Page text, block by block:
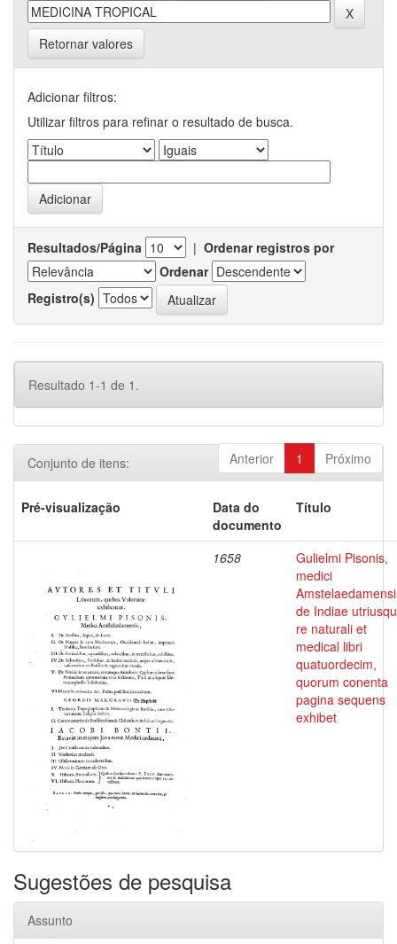
Retornar valores
Adicionar filtros:
Utilizar filtros para refinar o resultado de busca.
Resultados/Página | Ordenar registros por
Ordenar
Registro(s)
Resultado 1-1 de 1.
Anterior 1 Próximo
Conjunto de itens:
Pré-visualização
Data do
documento
Título
1658
Gulielmi Pisonis,
medici
de Indiae
re naturali et
medical libri
quatuordecim,
quorum conenta
pagina sequens
exhibet
Sugestões de pesquisa
Assunto